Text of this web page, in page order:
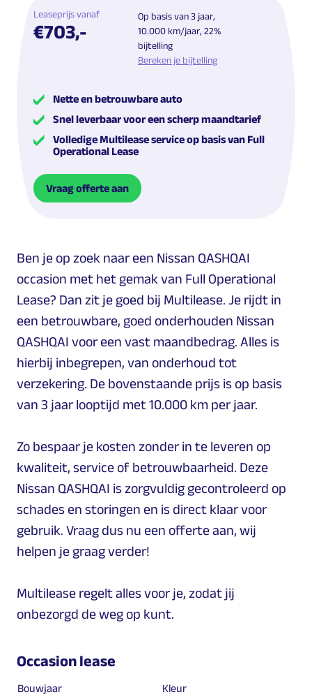
Leaseprijs vanaf
€703,-
Op basis van 3 jaar,
10.000 km/jaar, 22%
bijtelling
Bereken je bijtelling
Nette en betrouwbare auto
Snel leverbaar voor een scherp maandtarief
Volledige Multilease service op basis van Full
Operational Lease
Vraag offerte aan
Ben je op zoek naar een Nissan QASHQAI
occasion met het gemak van Full Operational
Lease? Dan zit je goed bij Multilease. Je rijdt in
een betrouwbare, goed onderhouden Nissan
QASHQAI voor een vast maandbedrag. Alles is
hierbij inbegrepen, van onderhoud tot
verzekering. De bovenstaande prijs is op basis
van 3 jaar looptijd met 10.000 km per jaar.
Zo bespaar je kosten zonder in te leveren op
kwaliteit, service of betrouwbaarheid. Deze
Nissan QASHQAI is zorgvuldig gecontroleerd op
schades en storingen en is direct klaar voor
gebruik. Vraag dus nu een offerte aan, wij
helpen je graag verder!
Multilease regelt alles voor je, zodat jij
onbezorgd de weg op kunt.
Occasion lease
Bouwjaar
Kleur